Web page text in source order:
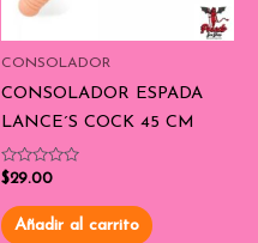
CONSOLADOR
CONSOLADOR ESPADA
LANCE´S COCK 45 CM
Valorado
de
5
$29.00
Añadir al carrito